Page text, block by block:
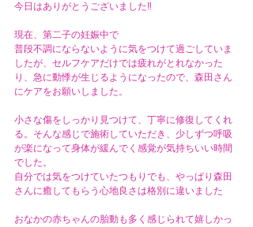
今日はありがとうございました‼︎
現在、第二子の妊娠中で
普段不調にならないように気をつけて過ごしていま
したが、セルフケアだけでは疲れがとれなかった
り、急に動悸が生じるようになったので、森田さん
にケアをお願いしました。
小さな傷をしっかり見つけて、丁寧に修復してくれ
る。そんな感じで施術していただき、少しずつ呼吸
が楽になって身体が緩んでく感覚が気持ちいい時間
でした。
自分では気をつけていたつもりでも、やっぱり森田
さんに癒してもらう心地良さは格別に違いました
おなかの赤ちゃんの胎動も多く感じられて嬉しかっ